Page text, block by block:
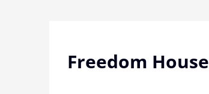
Freedom House